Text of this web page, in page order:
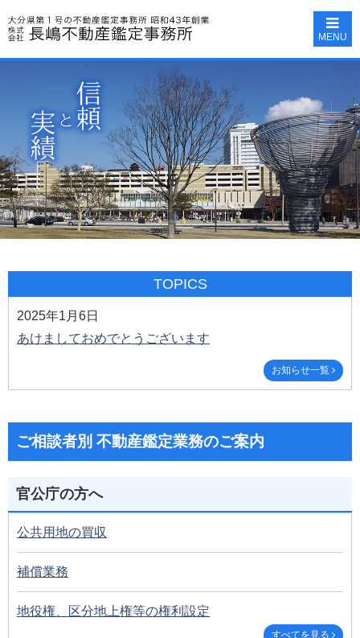
MENU
TOPICS
2025年1月6日
あけましておめでとうございます
お知らせ一覧
ご相談者別 不動産鑑定業務のご案内
官公庁の方へ
公共用地の買収
補償業務
地役権、区分地上権等の権利設定
すべてを見る